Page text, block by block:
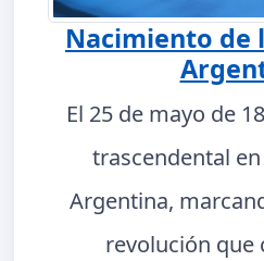
Nacimiento de
El 25 de mayo de
trascendental
Argentina,
revolución que